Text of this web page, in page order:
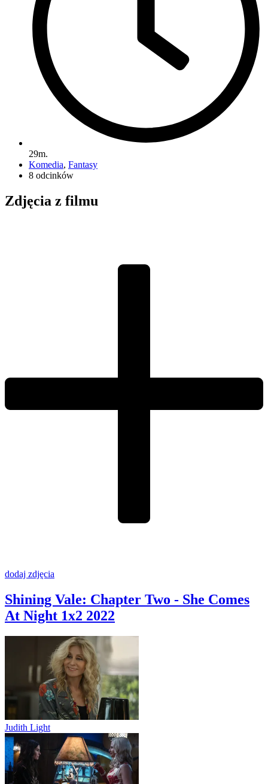
29m.
Komedia, Fantasy
8 odcinków
Zdjęcia z filmu
dodaj zdjęcia
Shining Vale: Chapter Two - She Comes
At Night 1x2 2022
Judith Light